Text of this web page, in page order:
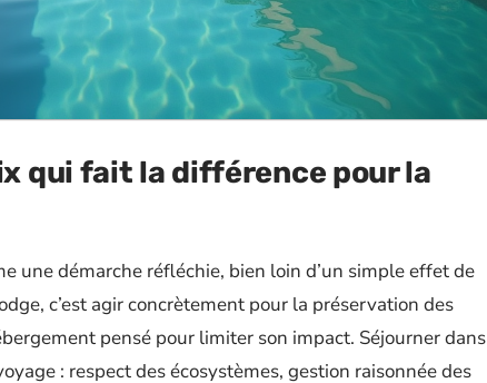
qui fait la différence pour la
une démarche réfléchie, bien loin d’un simple effet de
c’est agir concrètement pour la préservation des
pensé pour limiter son impact. Séjourner dans
: respect des écosystèmes, gestion raisonnée des